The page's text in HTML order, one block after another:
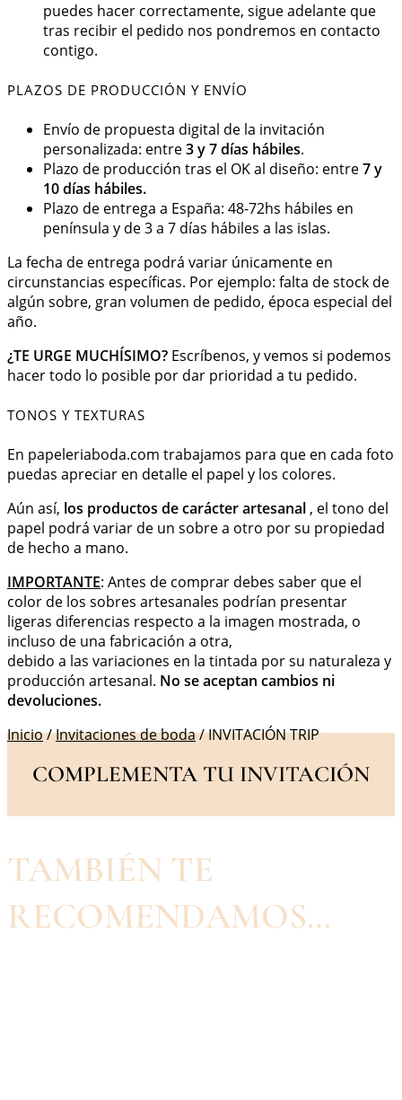
puedes hacer correctamente, sigue adelante que
tras recibir el pedido nos pondremos en contacto
contigo.
PLAZOS DE PRODUCCIÓN Y ENVÍO
Envío de propuesta digital de la invitación
personalizada: entre3 y 7 días hábiles.
Plazo de producción tras el OK al diseño: entre7 y
10 días hábiles.
Plazo de entrega a España: 48-72hs hábiles en
península y de 3 a 7 días hábiles a las islas.
La fecha de entrega podrá variar únicamente en
circunstancias específicas. Por ejemplo: falta de stock de
algún sobre, gran volumen de pedido, época especial del
año.
¿TE URGE MUCHÍSIMO? Escríbenos, y vemos si podemos
hacer todo lo posible por dar prioridad a tu pedido.
TONOS Y TEXTURAS
En papeleriaboda.com trabajamos para que en cada foto
puedas apreciar en detalle el papel y los colores.
Aún así, los productos de carácter artesanal , el tono del
papel podrá variar de un sobre a otro por su propiedad
de hecho a mano.
IMPORTANTE: Antes de comprar debes saber que el
color de los sobres artesanales podrían presentar
ligeras diferencias respecto a la imagen mostrada, o
incluso de una fabricación a otra,
debido a las variaciones en la tintada por su naturaleza y
producción artesanal. No se aceptan cambios ni
devoluciones.
Inicio/Invitaciones de boda/ INVITACIÓN TRIP
COMPLEMENTA TU INVITACIÓN
TAMBIÉN TE
RECOMENDAMOS…